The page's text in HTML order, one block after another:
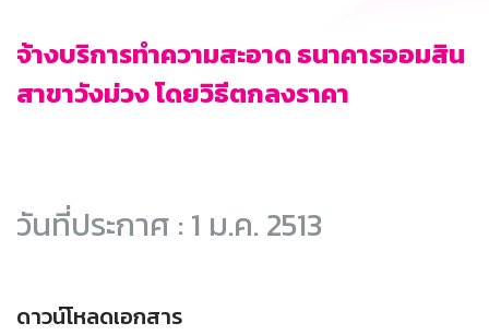
จ้างบริการทำความสะอาด ธนาคารออมสิน
สาขาวังม่วง โดยวิธีตกลงราคา
วันที่ประกาศ : 1 ม.ค. 2513
ดาวน์โหลดเอกสาร